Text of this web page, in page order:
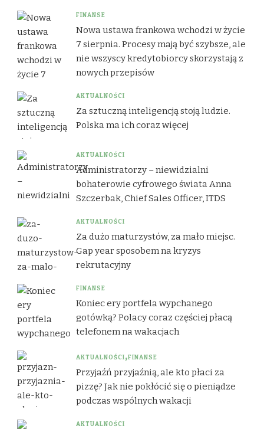
FINANSE
Nowa ustawa frankowa wchodzi w życie
7 sierpnia. Procesy mają być szybsze, ale
nie wszyscy kredytobiorcy skorzystają z
nowych przepisów
AKTUALNOŚCI
Za sztuczną inteligencją stoją ludzie.
Polska ma ich coraz więcej
AKTUALNOŚCI
Administratorzy – niewidzialni
bohaterowie cyfrowego świata Anna
Szczerbak, Chief Sales Officer, ITDS
AKTUALNOŚCI
Za dużo maturzystów, za mało miejsc.
Gap year sposobem na kryzys
rekrutacyjny
FINANSE
Koniec ery portfela wypchanego
gotówką? Polacy coraz częściej płacą
telefonem na wakacjach
AKTUALNOŚCI FINANSE
Przyjaźń przyjaźnią, ale kto płaci za
pizzę? Jak nie pokłócić się o pieniądze
podczas wspólnych wakacji
AKTUALNOŚCI